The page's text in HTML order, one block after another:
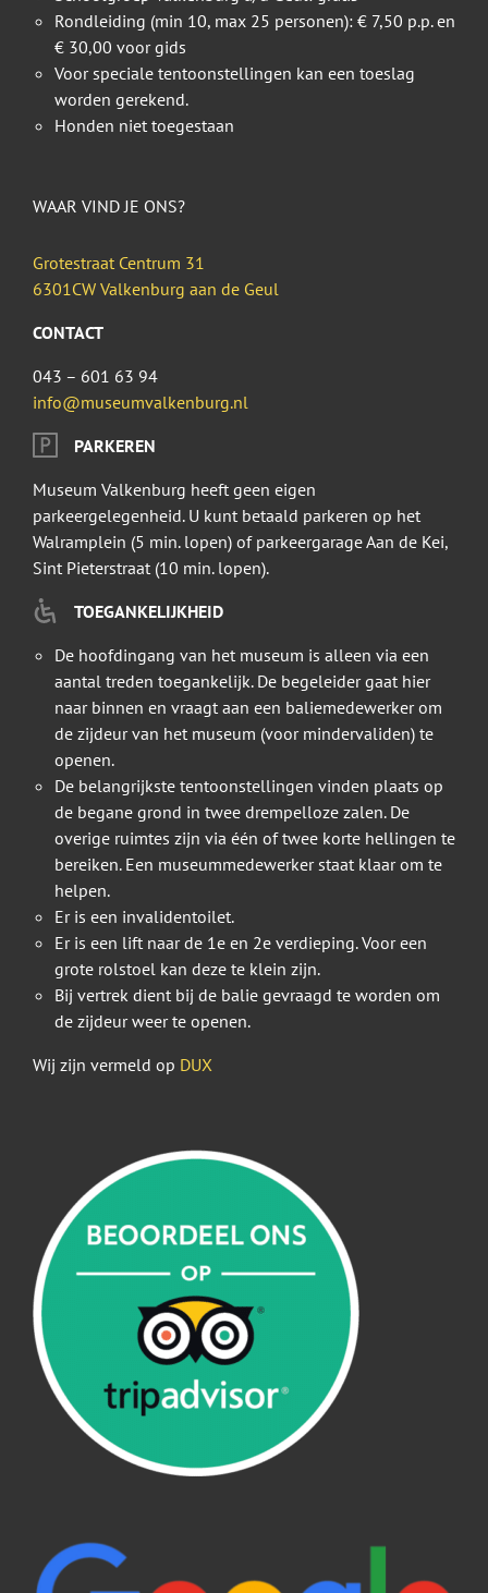
Rondleiding (min 10, max 25 personen): € 7,50 p.p. en
€ 30,00 voor gids
Voor speciale tentoonstellingen kan een toeslag
worden gerekend.
Honden niet toegestaan
WAAR VIND JE ONS?
Grotestraat Centrum 31
6301CW Valkenburg aan de Geul
CONTACT
043 – 601 63 94
info@museumvalkenburg.nl
PARKEREN
Museum Valkenburg heeft geen eigen
parkeergelegenheid. U kunt betaald parkeren op het
Walramplein (5 min. lopen) of parkeergarage Aan de Kei,
Sint Pieterstraat (10 min. lopen).
TOEGANKELIJKHEID
De hoofdingang van het museum is alleen via een
aantal treden toegankelijk. De begeleider gaat hier
naar binnen en vraagt aan een baliemedewerker om
de zijdeur van het museum (voor mindervaliden) te
openen.
De belangrijkste tentoonstellingen vinden plaats op
de begane grond in twee drempelloze zalen. De
overige ruimtes zijn via één of twee korte hellingen te
bereiken. Een museummedewerker staat klaar om te
helpen.
Er is een invalidentoilet.
Er is een lift naar de 1e en 2e verdieping. Voor een
grote rolstoel kan deze te klein zijn.
Bij vertrek dient bij de balie gevraagd te worden om
de zijdeur weer te openen.
Wij zijn vermeld op DUX